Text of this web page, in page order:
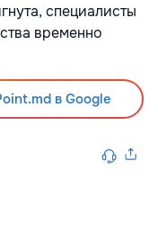
специалисты
временно
в Google